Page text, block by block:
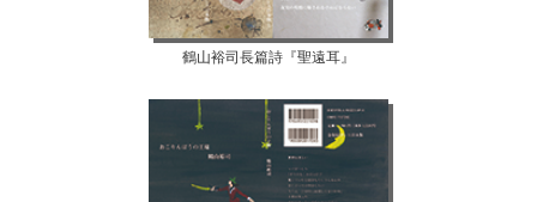
鶴山裕司長篇詩『聖遠耳』